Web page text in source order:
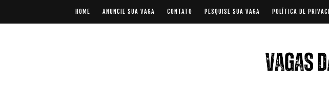
HOME ANUNCIE SUA VAGA CONTATO PESQUISE SUA VAGA POLÍTICA DE